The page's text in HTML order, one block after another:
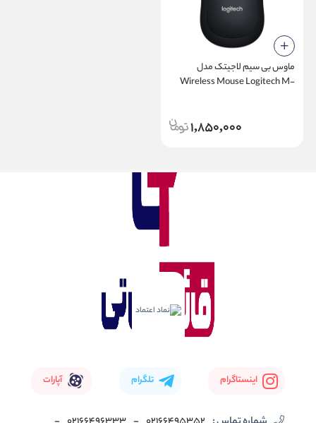
ماوس بی‌ سیم لاجیتک مدل
Wireless Mouse Logitech M-
1,850,000
اینستاگرام تلگرام آپارات